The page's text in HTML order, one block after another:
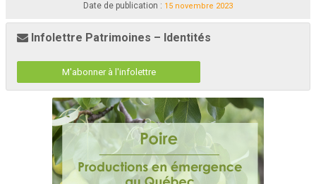
Date de publication : 15 novembre 2023
Infolettre Patrimoines – Identités
M'abonner à l'infolettre